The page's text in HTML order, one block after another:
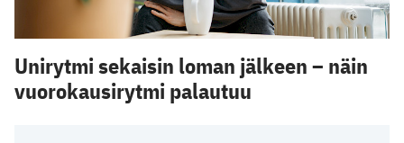
Unirytmi sekaisin loman jälkeen – näin
vuorokausirytmi palautuu